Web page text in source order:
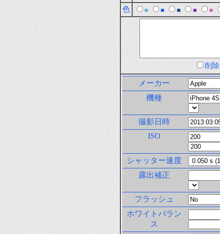
色
■ ■ ■ ■ ■
削
メーカー
機種
撮影日時
ISO
シャッター速度
露出補正
フラッシュ
ホワイトバラン
ス